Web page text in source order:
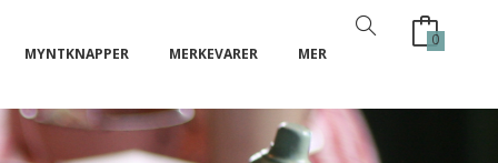
MYNTKNAPPER MERKEVARER MER
0